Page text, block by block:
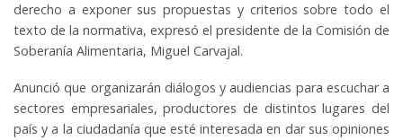
derecho a exponer sus propuestas y criterios sobre todo el
texto de la normativa, expresó el presidente de la Comisión de
Soberanía Alimentaria, Miguel Carvajal.
Anunció que organizarán diálogos y audiencias para escuchar a
sectores empresariales, productores de distintos lugares del
país y a la ciudadanía que esté interesada en dar sus opiniones